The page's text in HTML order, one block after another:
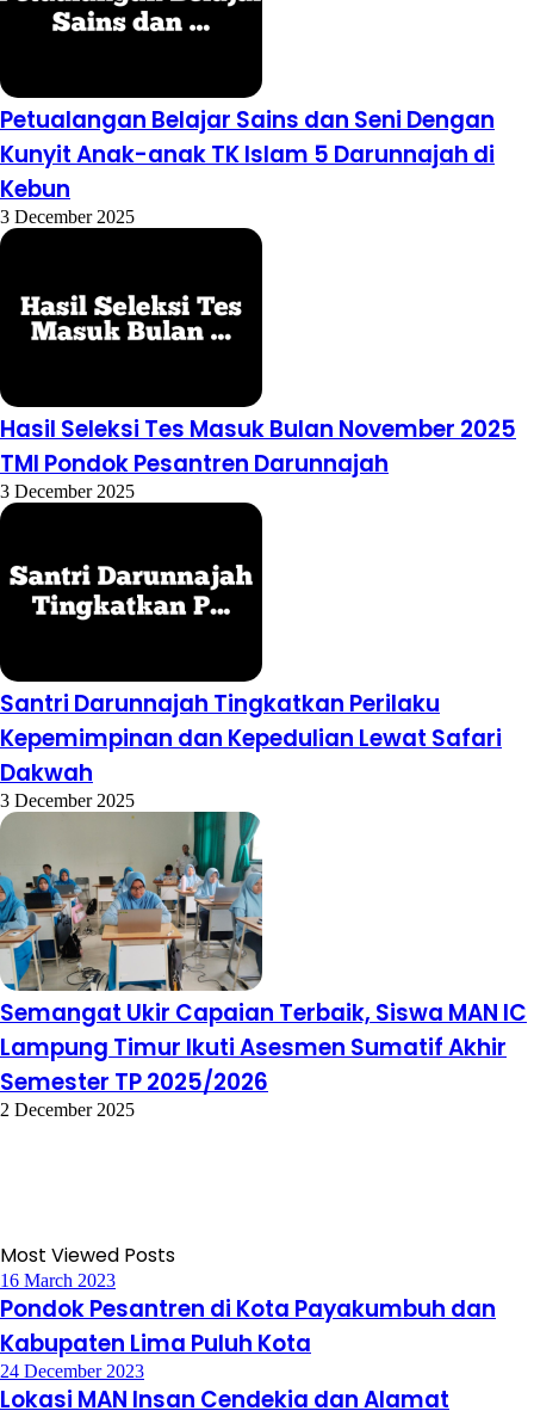
Petualangan Belajar Sains dan Seni Dengan
Kunyit Anak-anak TK Islam 5 Darunnajah di
Kebun
3 December 2025
Hasil Seleksi Tes Masuk Bulan November 2025
TMI Pondok Pesantren Darunnajah
3 December 2025
Santri Darunnajah Tingkatkan Perilaku
Kepemimpinan dan Kepedulian Lewat Safari
Dakwah
3 December 2025
Semangat Ukir Capaian Terbaik, Siswa MAN IC
Lampung Timur Ikuti Asesmen Sumatif Akhir
Semester TP 2025/2026
Most Viewed Posts
16 March 2023
Pondok Pesantren di Kota Payakumbuh dan
Kabupaten Lima Puluh Kota
24 December 2023